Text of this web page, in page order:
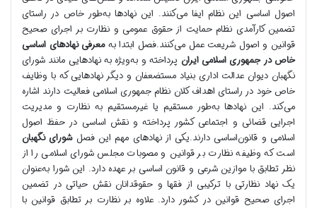
اصول اساسی این نظام ایفا می‌کنند. این نهادها به‌طور خاص در راستای
تضمین کارآمدی نظام حمایت از حقوق عمومی و نظارت بر اجرای صحیح
قوانین و اصول شریعت عمل می‌کنند.فصل ابتدا بهمعرفی نهادهای اساسی
خاص در جمهوری اسلامی ایران پرداخته و به‌ویژه به نهادهایی مانند شورای
نگهبان دیوان عدالت اداری بنیاد مستضعفان و دیگر نهادهایی که با وظایف
خاص خود در راستای اهداف کلان نظام جمهوری اسلامی فعالیت دارند اشاره
می‌کند. این نهادها به‌طور مستقیم یا غیرمستقیم به نظارت و مدیریت
اجرایی قضائی و اجتماعی کشور پرداخته و نقش اساسی در حفظ اصول
اسلامی و قانون‌اساسی دارند.یکی از نهادهای مهم این فصلشورای نگهبان
است که وظیفه نظارت بر قوانین و مصوبات مجلس شورای اسلامی را از
نظر تطابق با موازین شرعی و قانون اساسی بر عهده دارد. این شورا به‌عنوان
یک نهاد نظارتی با ترکیبی از فقها و حقوقدانان نقش حیاتی در تضمین
اجرای صحیح قوانین در کشور دارد. علاوه بر نظارت بر تطابق قوانین با